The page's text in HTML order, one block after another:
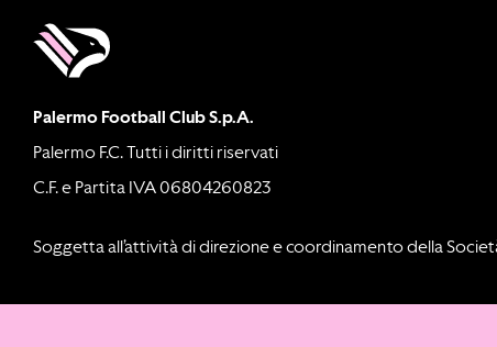
Palermo Football Club S.p.A.
Palermo F.C. Tutti i diritti riservati
C.F. e Partita IVA 06804260823
Soggetta all’attività di direzione e coordinamento della